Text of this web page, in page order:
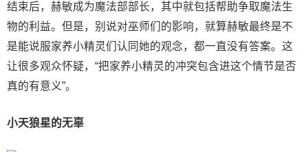
结束后，赫敏成为魔法部部长，其中就包括帮助争取魔法生
物的利益。但是，别说对巫师们的影响，就算赫敏最终是不
是能说服家养小精灵们认同她的观念，都一直没有答案。这
让很多观众怀疑，“把家养小精灵的冲突包含进这个情节是否
真的有意义”。
小天狼星的无辜